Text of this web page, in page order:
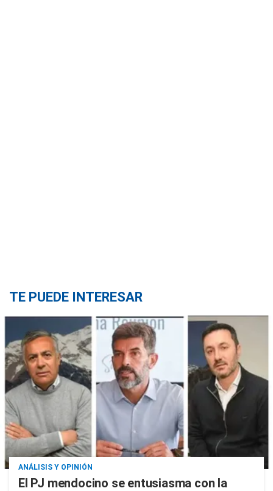
TE PUEDE INTERESAR
ANÁLISIS Y OPINIÓN
El PJ mendocino se entusiasma con la